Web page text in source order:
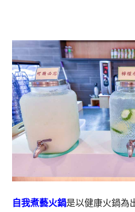
自我煮藝火鍋是以健康火鍋為